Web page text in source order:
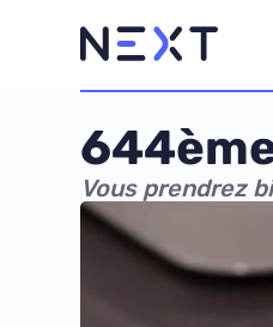
Vous prendrez